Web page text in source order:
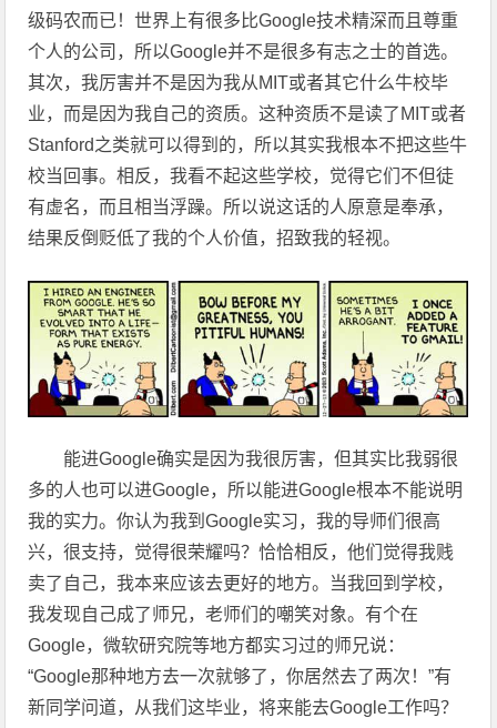
级码农而已！世界上有很多比Google技术精深而且尊重
个人的公司，所以Google并不是很多有志之士的首选。
其次，我厉害并不是因为我从MIT或者其它什么牛校毕
业，而是因为我自己的资质。这种资质不是读了MIT或者
Stanford之类就可以得到的，所以其实我根本不把这些牛
校当回事。相反，我看不起这些学校，觉得它们不但徒
有虚名，而且相当浮躁。所以说这话的人原意是奉承，
结果反倒贬低了我的个人价值，招致我的轻视。
能进Google确实是因为我很厉害，但其实比我弱很
多的人也可以进Google，所以能进Google根本不能说明
我的实力。你认为我到Google实习，我的导师们很高
兴，很支持，觉得很荣耀吗？恰恰相反，他们觉得我贱
卖了自己，我本来应该去更好的地方。当我回到学校，
我发现自己成了师兄，老师们的嘲笑对象。有个在
Google，微软研究院等地方都实习过的师兄说：
“Google那种地方去一次就够了，你居然去了两次！”有
新同学问道，从我们这毕业，将来能去Google工作吗？